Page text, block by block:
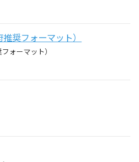
奨フォーマット）
ォーマット）